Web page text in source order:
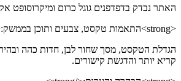
האתר נבדק בדפדפנים גוגל כרום ומיקרוסופט
<strong>התאמות טקסט, צבעים ותוכן בממשק:</strong>
הגדלת הטקסט, מסך שחור לבן, חדות כהה
קריא יותר והדגשת קישורים.